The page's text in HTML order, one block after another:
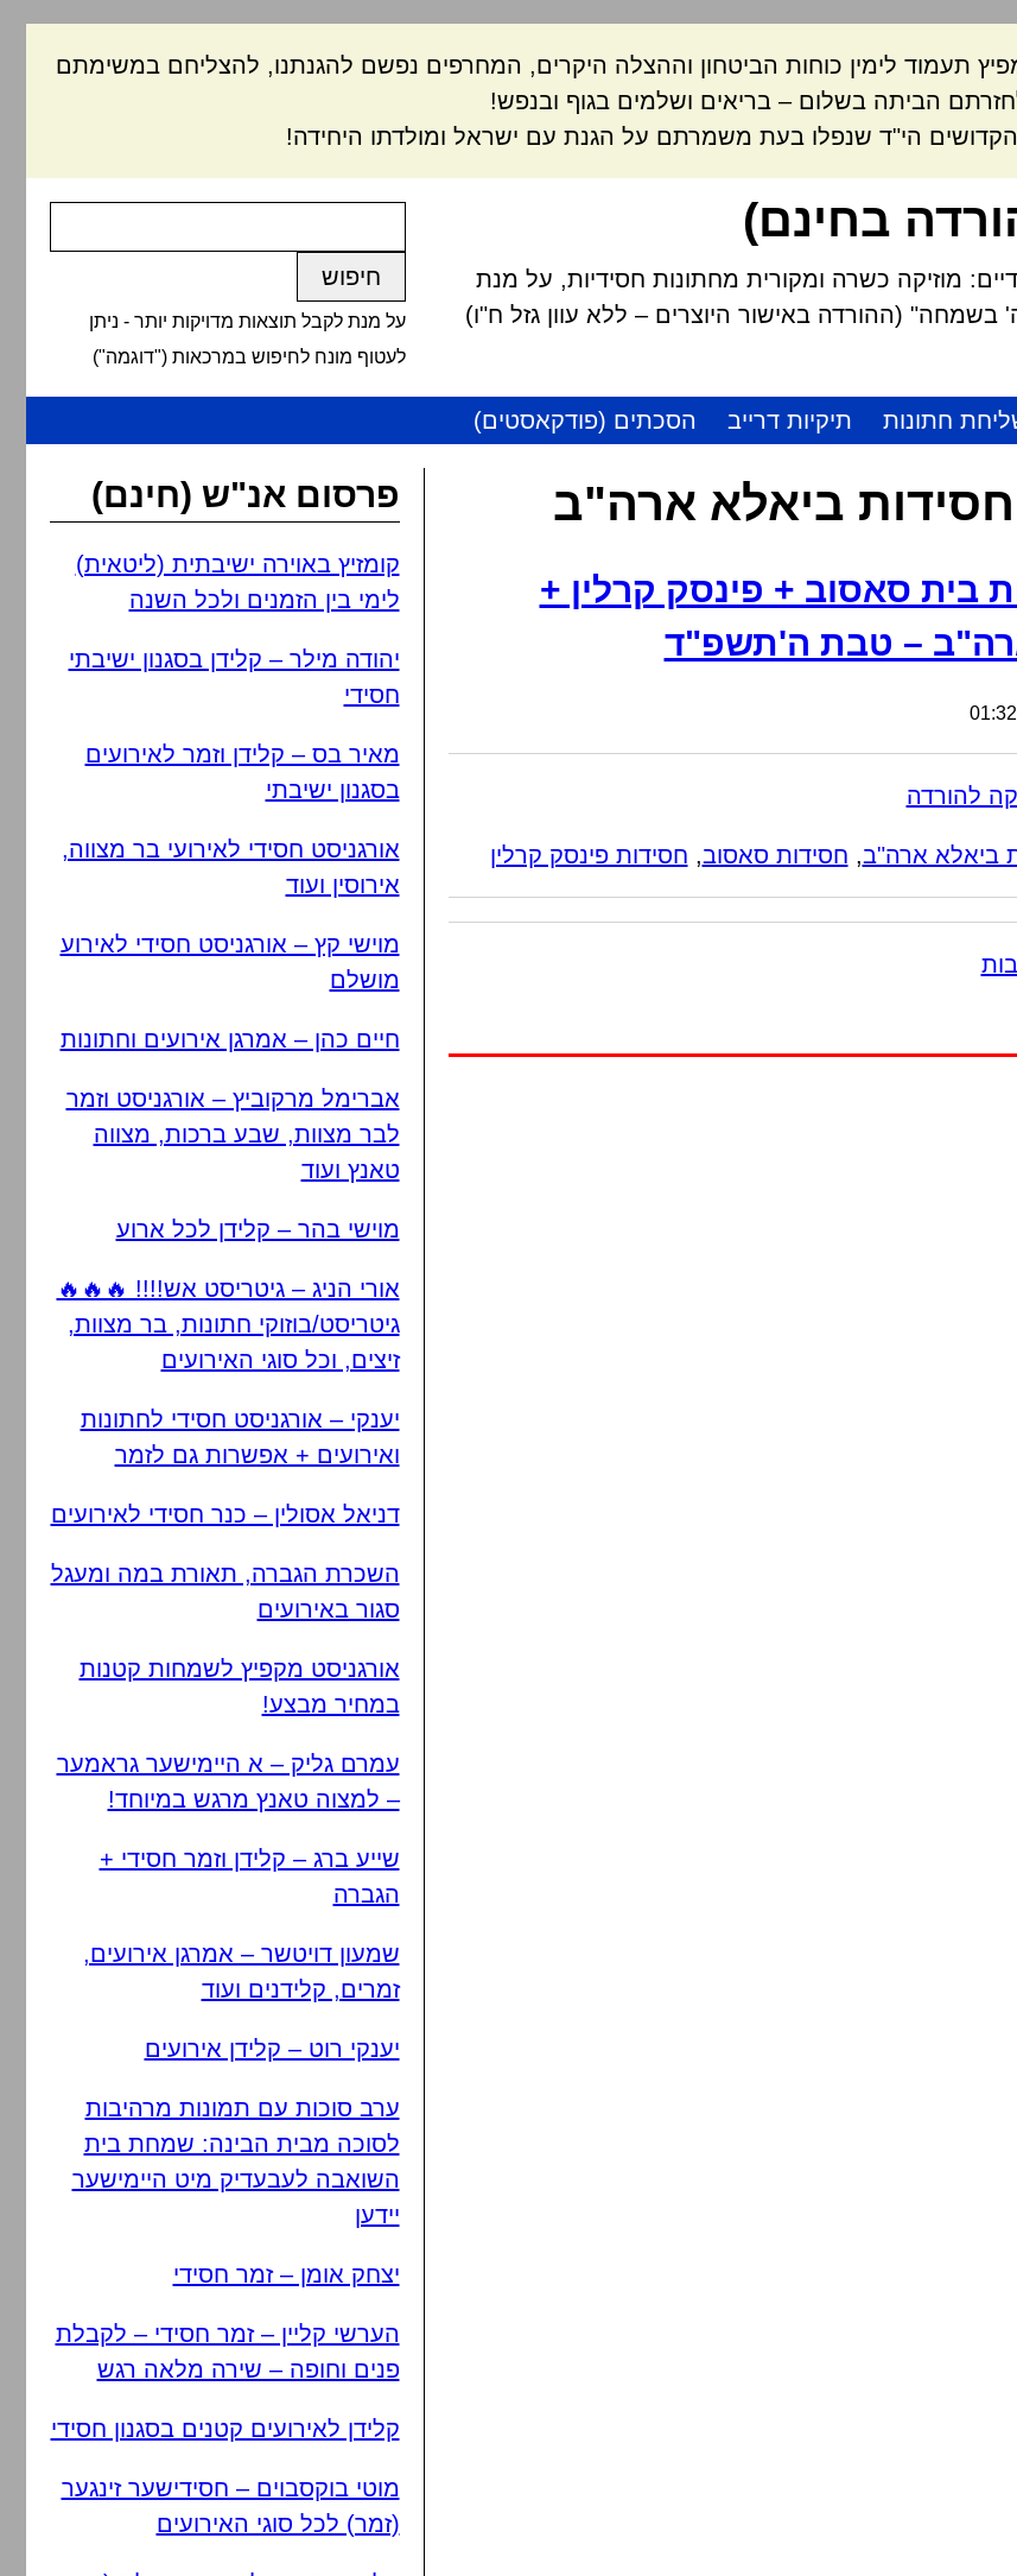
תעמוד לימין כוחות הביטחון וההצלה היקרים, המחרפים נפשם להגנתנו, להצליחם במשימתם
הביתה בשלום – בריאים ושלמים בגוף ובנפש!
הי"ד שנפלו בעת משמרתם על הגנת עם ישראל ומולדתו היחידה!
בחינם)
מוזיקה כשרה ומקורית מחתונות חסידיות, על מנת
(ההורדה באישור היוצרים – ללא עוון גזל ח"ו)
על מנת לקבל תוצאות מדויקות יותר - ניתן
לעטוף מונח לחיפוש במרכאות ("דוגמה")
חתונות תיקיות דרייב הסכתים (פודקאסטים)
חסידות ביאלא ארה"ב
בית סאסוב + פינסק קרלין +
– טבת ה'תשפ"ד
להורדה
ביאלא ארה"ב, חסידות סאסוב, חסידות פינסק קרלין
פרסום אנ"ש (חינם)
קומזיץ באוירה ישיבתית (ליטאית)
לימי בין הזמנים ולכל השנה
יהודה מילר – קלידן בסגנון ישיבתי
חסידי
מאיר בס – קלידן וזמר לאירועים
בסגנון ישיבתי
אורגניסט חסידי לאירועי בר מצווה,
אירוסין ועוד
מוישי קץ – אורגניסט חסידי לאירוע
מושלם
חיים כהן – אמרגן אירועים וחתונות
אברימל מרקוביץ – אורגניסט וזמר
לבר מצוות, שבע ברכות, מצווה
טאנץ ועוד
מוישי בהר – קלידן לכל ארוע
אורי הניג – גיטריסט אש!!!! 🔥🔥🔥
גיטריסט/בוזוקי חתונות, בר מצוות,
זיצים, וכל סוגי האירועים
יענקי – אורגניסט חסידי לחתונות
ואירועים + אפשרות גם לזמר
דניאל אסולין – כנר חסידי לאירועים
השכרת הגברה, תאורת במה ומעגל
סגור באירועים
אורגניסט מקפיץ לשמחות קטנות
במחיר מבצע!
עמרם גליק – א היימישער גראמער
– למצוה טאנץ מרגש במיוחד!
שייע ברג – קלידן וזמר חסידי +
הגברה
שמעון דויטשר – אמרגן אירועים,
זמרים, קלידנים ועוד
יענקי רוט – קלידן אירועים
ערב סוכות עם תמונות מרהיבות
לסוכה מבית הבינה: שמחת בית
השואבה לעבעדיק מיט היימישער
יידען
יצחק אומן – זמר חסידי
הערשי קליין – זמר חסידי – לקבלת
פנים וחופה – שירה מלאה רגש
קלידן לאירועים קטנים בסגנון חסידי
מוטי בוקסבוים – חסידישער זינגער
(זמר) לכל סוגי האירועים